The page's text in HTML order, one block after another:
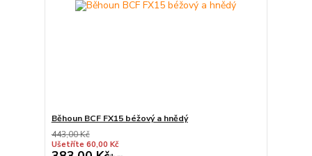
Běhoun BCF FX15 béžový a hnědý
443,00 Kč
Ušetříte 60,00 Kč